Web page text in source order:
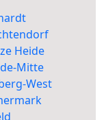
Heide
Mitte
West